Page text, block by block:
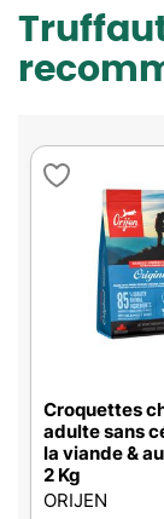
Croquettes
adulte sans
la viande &
2 Kg
ORIJEN